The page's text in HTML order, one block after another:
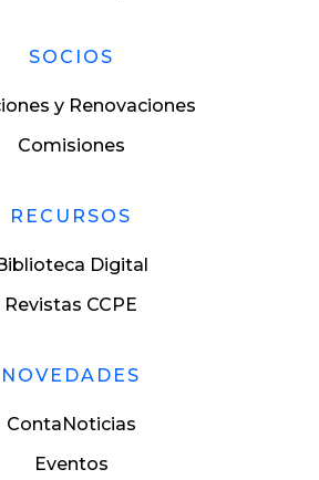
SOCIOS
y Renovaciones
Comisiones
RECURSOS
Digital
Revistas CCPE
NOVEDADES
ContaNoticias
Eventos